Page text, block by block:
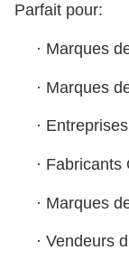
Parfait pour:
· Marques
· Marques
·
· Fabricants
· Marques
· Vendeurs